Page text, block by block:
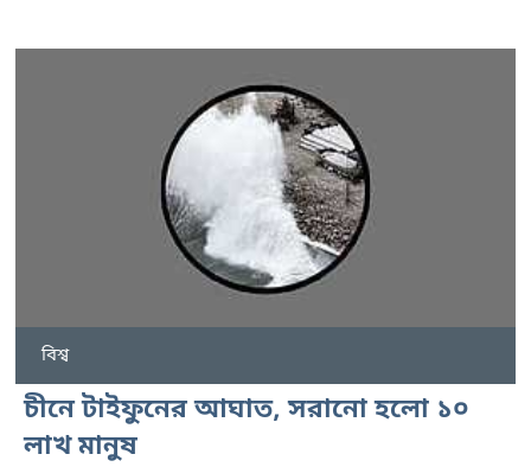
বিশ্ব
চীনে টাইফুনের আঘাত, সরানো হলো ১০
লাখ মানুষ